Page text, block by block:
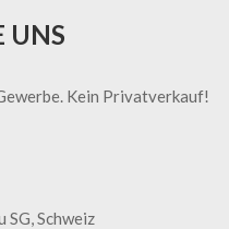
UNS
Kein Privatverkauf!
Schweiz